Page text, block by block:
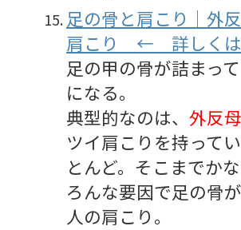
足の骨と肩こり｜外
肩こり ← 詳しくは
足の甲の骨が詰まっ
になる。
典型的なのは、 外反
ツイ肩こりを持って
とんど。そこまでか
ろんな要因で足の骨
人の肩こり。